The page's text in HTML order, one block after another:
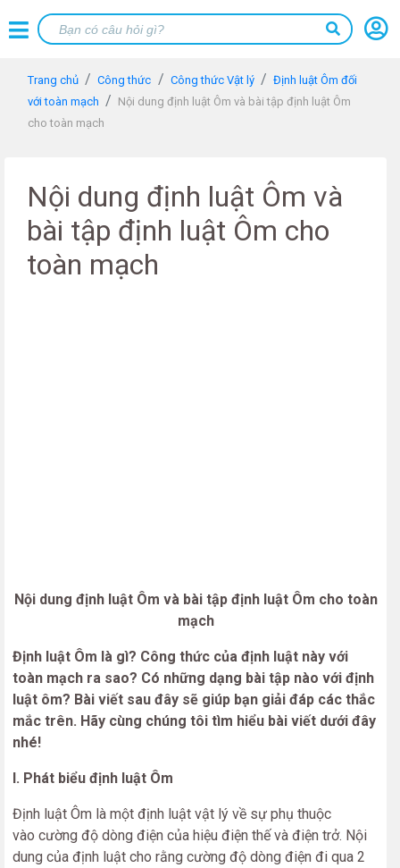
Trang chủ Công thức Công thức Vật lý
Định luật Ôm đối
với toàn mạch
Nội dung định luật Ôm và bài tập định luật Ôm
cho toàn mạch
Nội dung định luật Ôm và
bài tập định luật Ôm cho
toàn mạch
Nội dung định luật Ôm và bài tập định luật Ôm cho toàn
mạch
Định luật Ôm là gì? Công thức của định luật này với
toàn mạch ra sao? Có những dạng bài tập nào với định
luật ôm? Bài viết sau đây sẽ giúp bạn giải đáp các thắc
mắc trên. Hãy cùng chúng tôi tìm hiểu bài viết dưới đây
nhé!
I. Phát biểu định luật Ôm
Định luật Ôm là một định luật vật lý về sự phụ thuộc
vào cường độ dòng điện của hiệu điện thế và điện trở. Nội
dung của định luật cho rằng cường độ dòng điện đi qua 2